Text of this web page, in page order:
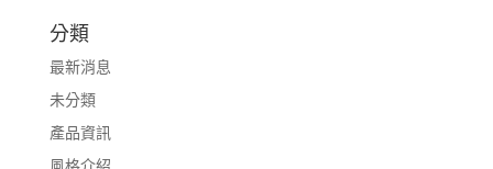
分類
最新消息
未分類
產品資訊